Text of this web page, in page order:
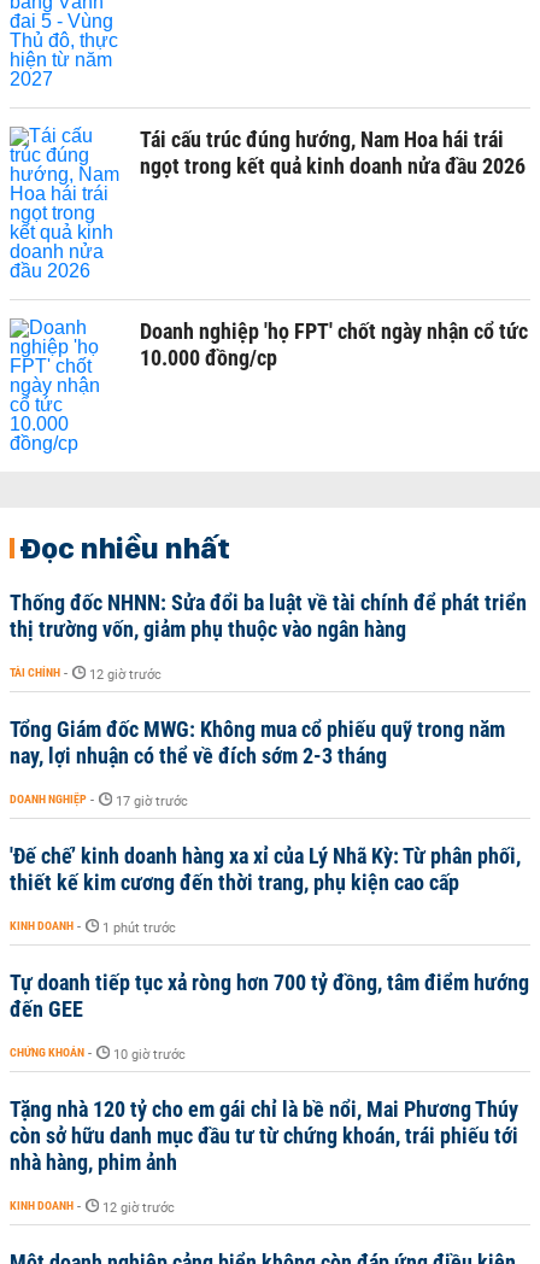
Tái cấu trúc đúng hướng, Nam Hoa hái trái
ngọt trong kết quả kinh doanh nửa đầu 2026
Doanh nghiệp 'họ FPT' chốt ngày nhận cổ tức
10.000 đồng/cp
Đọc nhiều nhất
Thống đốc NHNN: Sửa đổi ba luật về tài chính để phát triển
thị trường vốn, giảm phụ thuộc vào ngân hàng
TÀI CHÍNH - 12 giờ trước
Tổng Giám đốc MWG: Không mua cổ phiếu quỹ trong năm
nay, lợi nhuận có thể về đích sớm 2-3 tháng
DOANH NGHIỆP - 17 giờ trước
'Đế chế’ kinh doanh hàng xa xỉ của Lý Nhã Kỳ: Từ phân phối,
thiết kế kim cương đến thời trang, phụ kiện cao cấp
KINH DOANH - 1 phút trước
Tự doanh tiếp tục xả ròng hơn 700 tỷ đồng, tâm điểm hướng
đến GEE
CHỨNG KHOÁN - 10 giờ trước
Tặng nhà 120 tỷ cho em gái chỉ là bề nổi, Mai Phương Thúy
còn sở hữu danh mục đầu tư từ chứng khoán, trái phiếu tới
nhà hàng, phim ảnh
KINH DOANH - 12 giờ trước